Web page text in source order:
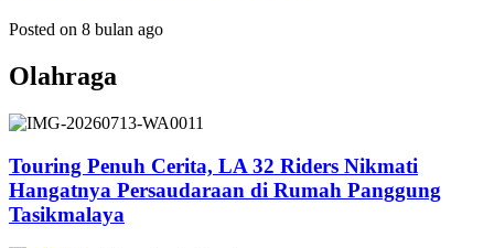
Posted on 8 bulan ago
Olahraga
Touring Penuh Cerita, LA 32 Riders Nikmati
Hangatnya Persaudaraan di Rumah Panggung
Tasikmalaya